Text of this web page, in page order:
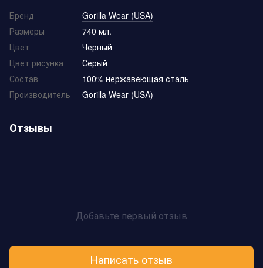
Бренд
Gorilla Wear (USA)
Размеры
740 мл.
Цвет
Черный
Цвет рисунка
Серый
Состав
100% нержавеющая сталь
Производитель
Gorilla Wear (USA)
Отзывы
Добавьте первый отзыв
Написать отзыв